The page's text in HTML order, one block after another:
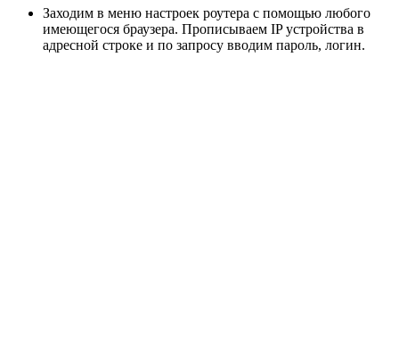
Заходим в меню настроек роутера с помощью любого
имеющегося браузера. Прописываем IP устройства в
адресной строке и по запросу вводим пароль, логин.